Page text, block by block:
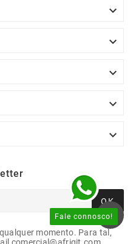





OK
momento. Para tal,
Fale connosco!